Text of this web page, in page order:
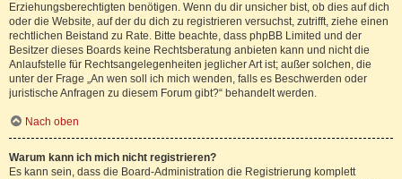
Erziehungsberechtigten benötigen. Wenn du dir unsicher bist, ob dies auf dich
oder die Website, auf der du dich zu registrieren versuchst, zutrifft, ziehe einen
rechtlichen Beistand zu Rate. Bitte beachte, dass phpBB Limited und der
Besitzer dieses Boards keine Rechtsberatung anbieten kann und nicht die
Anlaufstelle für Rechtsangelegenheiten jeglicher Art ist; außer solchen, die
unter der Frage „An wen soll ich mich wenden, falls es Beschwerden oder
juristische Anfragen zu diesem Forum gibt?“ behandelt werden.
Nach oben
Warum kann ich mich nicht registrieren?
Es kann sein, dass die Board-Administration die Registrierung komplett